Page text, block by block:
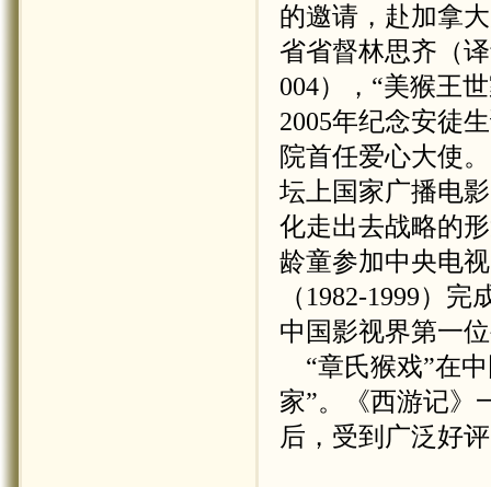
的邀请，赴加拿
省省督林思齐（
004），“美猴王
2005年纪念安徒
院首任爱心大使。
坛上国家广播电
化走出去战略的
龄童参加中央电
（1982-1999）完
中国影视界第一
“章氏猴戏”在
家”。《西游记》
后，受到广泛好